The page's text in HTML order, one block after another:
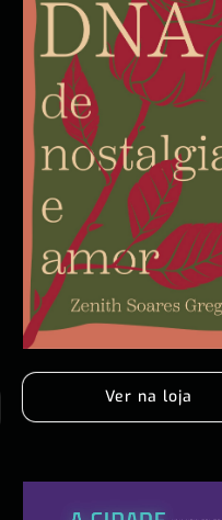
Ver na loja